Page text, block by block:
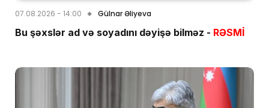
07.08.2026 - 14:00 Gülnar Əliyeva
Bu şəxslər ad və soyadını dəyişə bilməz - RƏSMİ